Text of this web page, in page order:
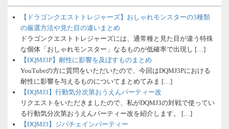
【ドラゴンクエストトレジャーズ】おしゃれモンスターの3種類
の厳選方法や見た目の違いまとめ
ドラゴンクエストトレジャーズには、通常種と見た目が違う特殊
な個体「おしゃれモンスター」なるものが低確率で出現し […]
【DQMJ3P】耐性に影響を及ぼすものまとめ
YouTubeの方に質問をいただいたので、今回はDQMJ3Pにおける
耐性に影響を与えるものについてまとめてみま […]
【DQMJ3】行動気分次第おうえんパーティー改
リクエストをいただきましたので、私がDQMJ3の対戦で使ってい
る行動気分次第おうえんパーティー改を紹介します。 […]
【DQMJ3】ジバチェインパーティー